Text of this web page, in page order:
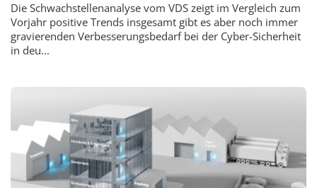
Die Schwachstellenanalyse vom VDS zeigt im Vergleich zum
Vorjahr positive Trends insgesamt gibt es aber noch immer
gravierenden Verbesserungsbedarf bei der Cyber-Sicherheit
in deu...